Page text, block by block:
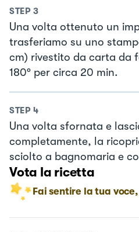
STEP 3
Una volta ottenuto un
trasferiamo su uno
cm) rivestito da carta da
180° per circa 20 min.
STEP 4
Una volta sfornata e
completamente, la
sciolto a bagnomaria e
Vota la ricetta
Fai sentire la tua